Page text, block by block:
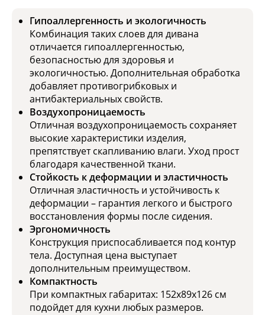
Гипоаллергенность и экологичность
Комбинация таких слоев для дивана
отличается гипоаллергенностью,
безопасностью для здоровья и
экологичностью. Дополнительная обработка
добавляет противогрибковых и
антибактериальных свойств.
Воздухопроницаемость
Отличная воздухопроницаемость сохраняет
высокие характеристики изделия,
препятствует скапливанию влаги. Уход прост
благодаря качественной ткани.
Стойкость к деформации и эластичность
Отличная эластичность и устойчивость к
деформации – гарантия легкого и быстрого
восстановления формы после сидения.
Эргономичность
Конструкция приспосабливается под контур
тела. Доступная цена выступает
дополнительным преимуществом.
Компактность
При компактных габаритах: 152x89x126 см
подойдет для кухни любых размеров.